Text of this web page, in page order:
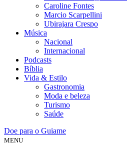
Caroline Fontes
Marcio Scarpellini
Ubirajara Crespo
Música
Nacional
Internacional
Podcasts
Bíblia
Vida & Estilo
Gastronomia
Moda e beleza
Turismo
Saúde
Doe para o Guiame
MENU